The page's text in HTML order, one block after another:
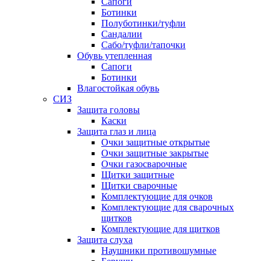
Ботинки
Полуботинки/туфли
Сандалии
Сабо/туфли/тапочки
Обувь утепленная
Сапоги
Ботинки
Влагостойкая обувь
СИЗ
Защита головы
Каски
Защита глаз и лица
Очки защитные открытые
Очки защитные закрытые
Очки газосварочные
Щитки защитные
Щитки сварочные
Комплектующие для очков
Комплектующие для сварочных
щитков
Комплектующие для щитков
Защита слуха
Наушники противошумные